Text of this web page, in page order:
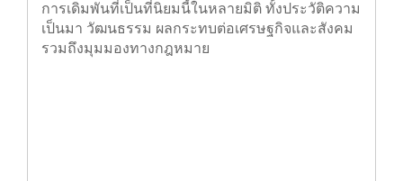
และแง่ลบของเรื่องนี้ก็ตาม บทความนี้จะพิจารณา
การเดิมพันที่เป็นที่นิยมนี้ในหลายมิติ ทั้งประวัติความ
เป็นมา วัฒนธรรม ผลกระทบต่อเศรษฐกิจและสังคม